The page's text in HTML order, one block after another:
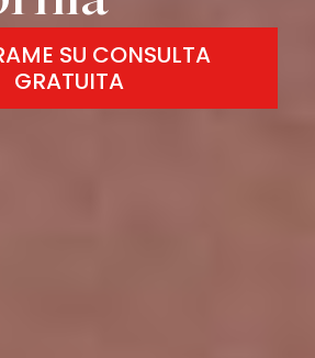
SU CONSULTA
GRATUITA